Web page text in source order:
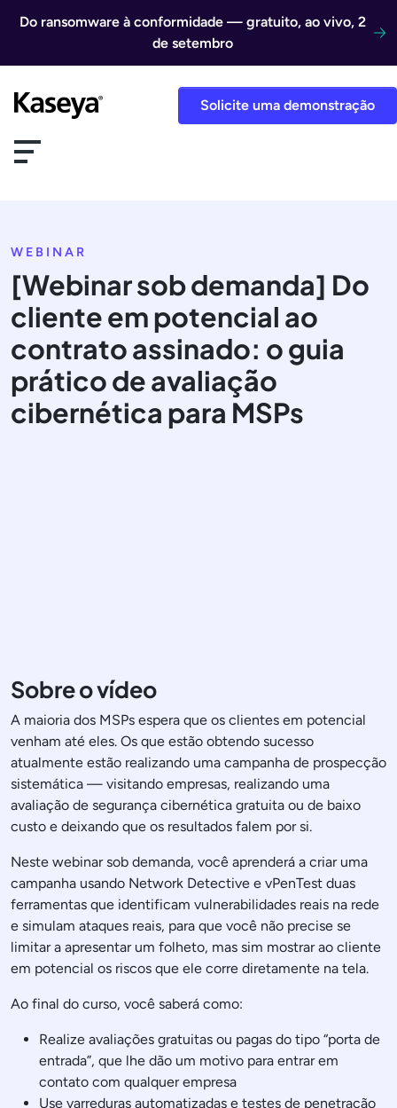
Do ransomware à conformidade — gratuito, ao vivo, 2
de setembro
Solicite uma demonstração
WEBINAR
[Webinar sob demanda] Do
cliente em potencial ao
contrato assinado: o guia
prático de avaliação
cibernética para MSPs
Sobre o vídeo
A maioria dos MSPs espera que os clientes em potencial
venham até eles. Os que estão obtendo sucesso
atualmente estão realizando uma campanha de prospecção
sistemática — visitando empresas, realizando uma
avaliação de segurança cibernética gratuita ou de baixo
custo e deixando que os resultados falem por si.
Neste webinar sob demanda, você aprenderá a criar uma
campanha usando Network Detective e vPenTest duas
ferramentas que identificam vulnerabilidades reais na rede
e simulam ataques reais, para que você não precise se
limitar a apresentar um folheto, mas sim mostrar ao cliente
em potencial os riscos que ele corre diretamente na tela.
Ao final do curso, você saberá como:
Realize avaliações gratuitas ou pagas do tipo “porta de
entrada”, que lhe dão um motivo para entrar em
contato com qualquer empresa
Use varreduras automatizadas e testes de penetração